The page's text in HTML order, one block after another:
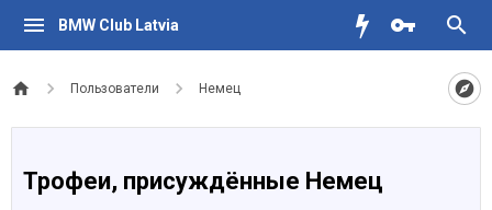
BMW Club Latvia
Пользователи Немец
Трофеи, присуждённые Немец